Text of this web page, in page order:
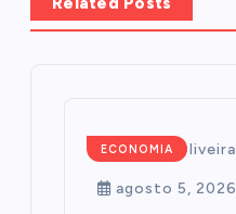
ECONOMIA
Mairim de Oliveira
agosto 5, 2026